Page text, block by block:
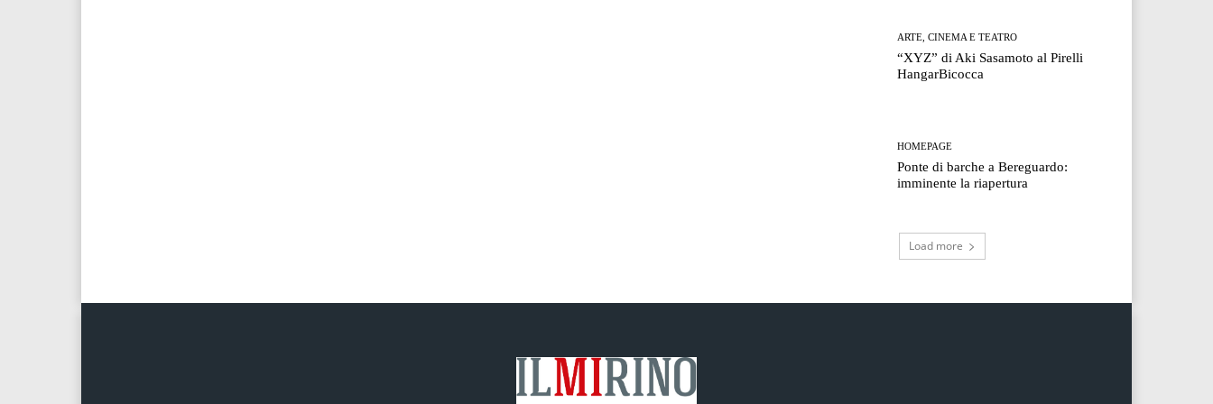
ARTE, CINEMA E TEATRO
“XYZ” di Aki Sasamoto al Pirelli
HangarBicocca
HOMEPAGE
Ponte di barche a Bereguardo:
imminente la riapertura
Load more